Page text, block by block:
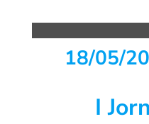
18/05/
I